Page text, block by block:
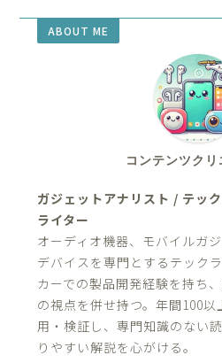
ABOUT ME
コンテンツクリ
ガジェットアナリスト / テッ
ライター
オーディオ機器、モバイルガ
デバイスを専門とするテック
カーでの製品開発経験を持ち
の視点を併せ持つ。年間100
用・検証し、専門知識のない
りやすい解説を心がける。